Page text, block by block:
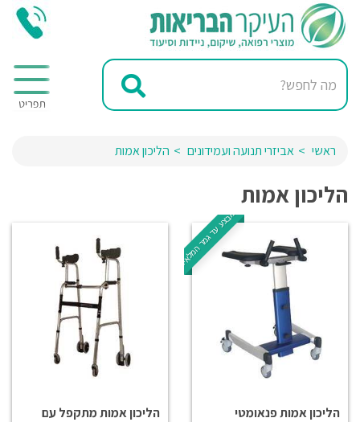
ראשי אביזרי תנועה ועמידונים הליכון אמות
הליכון אמות
במבצע עד גמר המלאי.
הליכון אמות פנאומטי
הליכון אמות מתקפל עם